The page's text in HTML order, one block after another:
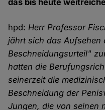
das bis heute
hpd:Herr Professor
jährt sich das Aufsehen
Beschneidungsurteil"
hatten die
seinerzeit die
Beschneidung der
Jungen, die von seinen